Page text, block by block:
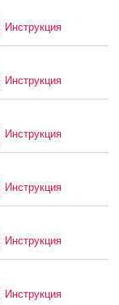
Инструкция
Инструкция
Инструкция
Инструкция
Инструкция
Инструкция